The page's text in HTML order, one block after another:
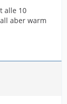
alle 10
aber warm